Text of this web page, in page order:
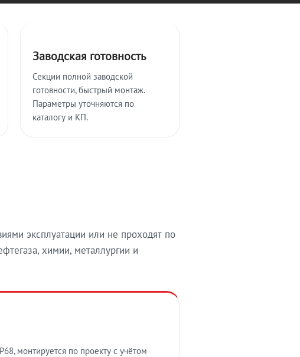
Заводская готовность
Секции полной заводской
готовности, быстрый монтаж.
Параметры уточняются по
каталогу и КП.
эксплуатации или не проходят по
химии, металлургии и
монтируется по проекту с учётом